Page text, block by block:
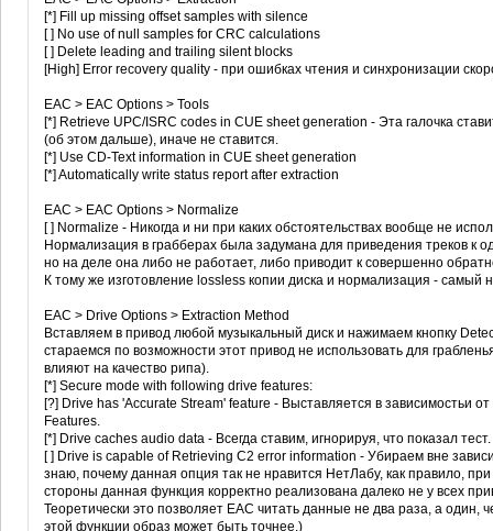
[*] Fill up missing offset samples with silence
[ ] No use of null samples for CRC calculations
[ ] Delete leading and trailing silent blocks
[High] Error recovery quality - при ошибках чтения и синхронизации
EAC > EAC Options > Tools
[*] Retrieve UPC/ISRC codes in CUE sheet generation - Эта галочка
(об этом дальше), иначе не ставится.
[*] Use CD-Text information in CUE sheet generation
[*] Automatically write status report after extraction
EAC > EAC Options > Normalize
[ ] Normalize - Никогда и ни при каких обстоятельствах вообще не
Нормализация в грабберах была задумана для приведения треков к
но на деле она либо не работает, либо приводит к совершенно
К тому же изготовление lossless копии диска и нормализация - самый
EAC > Drive Options > Extraction Method
Вставляем в привод любой музыкальный диск и нажимаем кнопку
стараемся по возможности этот привод не использовать для
влияют на качество рипа).
[*] Secure mode with following drive features:
[?] Drive has 'Accurate Stream' feature - Выставляется в зависимостьи
Features.
[*] Drive caches audio data - Всегда ставим, игнорируя, что показал тест.
[ ] Drive is capable of Retrieving C2 error information - Убираем вне
знаю, почему данная опция так не нравится НетЛабу, как правило,
стороны данная функция корректно реализована далеко не у всех
Теоретически это позволяет EAC читать данные не два раза, а один,
этой функции образ может быть точнее.)